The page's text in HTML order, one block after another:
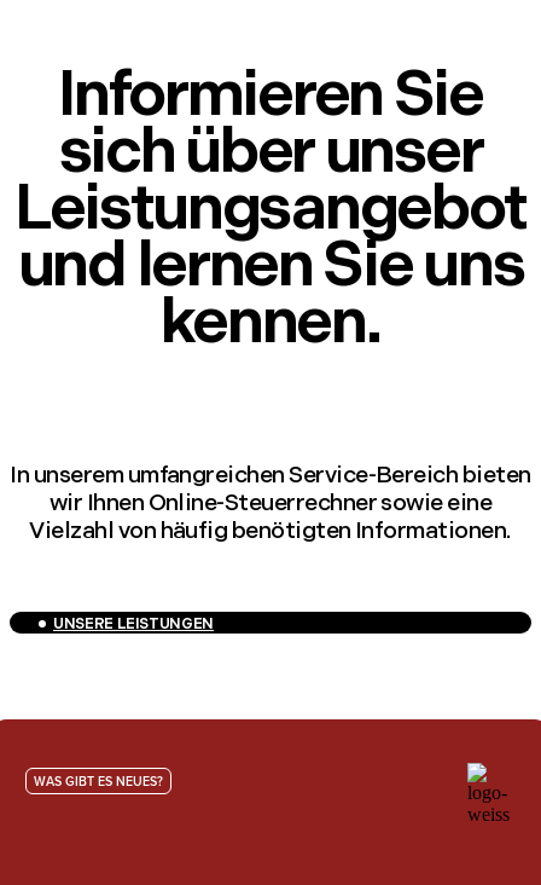
Informieren Sie
sich über unser
Leistungsangebot
und lernen Sie uns
kennen.
In unserem umfangreichen Service-Bereich bieten
wir Ihnen Online-Steuerrechner sowie eine
Vielzahl von häufig benötigten Informationen.
UNSERE LEISTUNGEN
WAS GIBT ES NEUES?